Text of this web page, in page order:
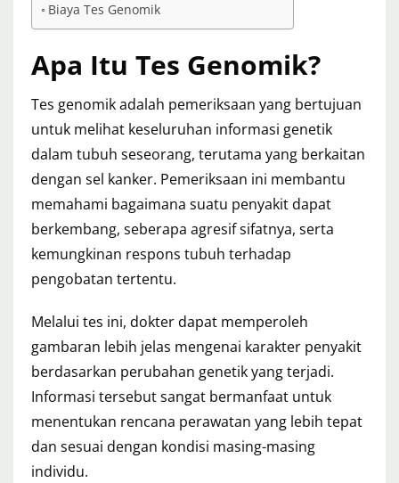
Biaya Tes Genomik
Apa Itu Tes Genomik?
Tes genomik adalah pemeriksaan yang bertujuan
untuk melihat keseluruhan informasi genetik
dalam tubuh seseorang, terutama yang berkaitan
dengan sel kanker. Pemeriksaan ini membantu
memahami bagaimana suatu penyakit dapat
berkembang, seberapa agresif sifatnya, serta
kemungkinan respons tubuh terhadap
pengobatan tertentu.
Melalui tes ini, dokter dapat memperoleh
gambaran lebih jelas mengenai karakter penyakit
berdasarkan perubahan genetik yang terjadi.
Informasi tersebut sangat bermanfaat untuk
menentukan rencana perawatan yang lebih tepat
dan sesuai dengan kondisi masing-masing
individu.